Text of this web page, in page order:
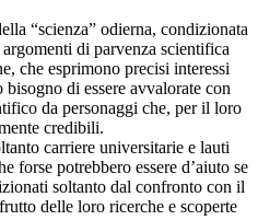
“scienza” odierna, condizionata
di parvenza scientifica
che esprimono precisi interessi
di essere avvalorate con
da personaggi che, per il loro
credibili.
carriere universitarie e lauti
forse potrebbero essere d’aiuto se
soltanto dal confronto con il
delle loro ricerche e scoperte